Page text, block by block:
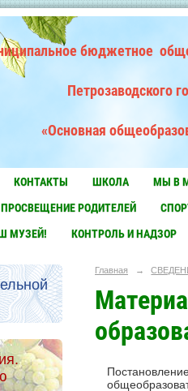
бюджетное
Петрозаводского
«Основная
КОНТАКТЫ ШКОЛА МЫ В
ПРОСВЕЩЕНИЕ РОДИТЕЛЕЙ
МУЗЕЙ! КОНТРОЛЬ И НАДЗОР
Главная →